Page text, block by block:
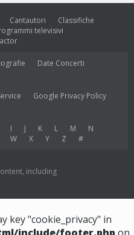
Cantautori
Classifiche
televisivi
Date Concerti
Google Privacy Policy
I J K L M
N
W X Y Z #
including
key "cookie_privacy" in